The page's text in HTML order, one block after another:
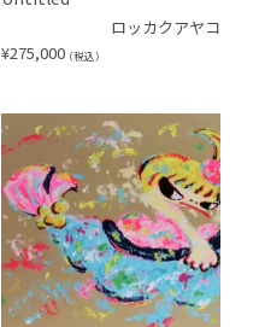
ロッカクアヤコ
¥275,000 （税込）